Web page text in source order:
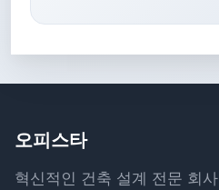
오피스타
혁신적인 건축 설계 전문 회사